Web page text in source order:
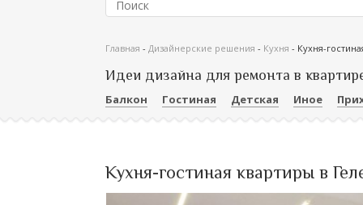
Главная - Дизайнерские решения - Кухня - Кухня-
Идеи дизайна для ремонта в
Балкон Гостиная Детская Иное
Кухня-гостиная квартиры в